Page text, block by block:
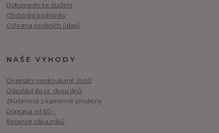
Dokumenty ke stažení
Obchodní podmínky
Ochrana osobních údajů
NAŠE VÝHODY
Originální neokoukané zboží
Odeslání do pr. dvou dnů
Zkušenosti z kamenné prodejny
Doprava od 60,-
Recenze zákazníků